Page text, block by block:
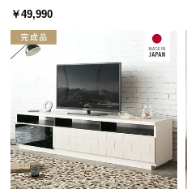
て
サ
ポ
ー
ト
幅118cm デンマーク デザイ
ン テレビボード
¥19,998
ザイン 収納付き TOT-018
￥49,990